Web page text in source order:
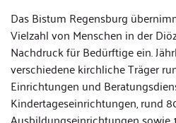
Das Bistum Regensburg
Vielzahl von Menschen in der
Nachdruck für Bedürftige ein.
verschiedene kirchliche Träger
Einrichtungen und
Kindertageseinrichtungen, rund